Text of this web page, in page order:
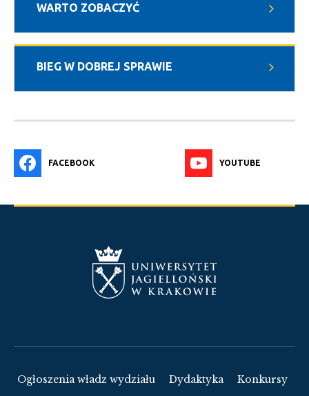
WARTO ZOBACZYĆ
BIEG W DOBREJ SPRAWIE
FACEBOOK YOUTUBE
Ogłoszenia władz wydziału Dydaktyka
Konkursy